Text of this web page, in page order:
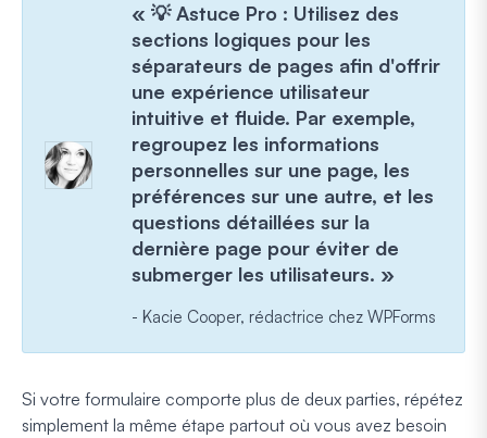
« 💡 Astuce Pro : Utilisez des
sections logiques pour les
séparateurs de pages afin d'offrir
une expérience utilisateur
intuitive et fluide. Par exemple,
regroupez les informations
personnelles sur une page, les
préférences sur une autre, et les
questions détaillées sur la
dernière page pour éviter de
submerger les utilisateurs. »
- Kacie Cooper, rédactrice chez WPForms
Si votre formulaire comporte plus de deux parties, répétez
simplement la même étape partout où vous avez besoin